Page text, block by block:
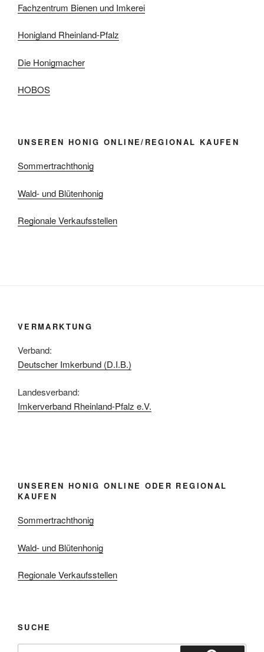
Fachzentrum Bienen und Imkerei
Honigland Rheinland-Pfalz
Die Honigmacher
HOBOS
UNSEREN HONIG ONLINE/REGIONAL KAUFEN
Sommertrachthonig
Wald- und Blütenhonig
Regionale Verkaufsstellen
VERMARKTUNG
Verband:
Deutscher Imkerbund (D.I.B.)
Landesverband:
Imkerverband Rheinland-Pfalz e.V.
UNSEREN HONIG ONLINE ODER REGIONAL
KAUFEN
Sommertrachthonig
Wald- und Blütenhonig
Regionale Verkaufsstellen
SUCHE